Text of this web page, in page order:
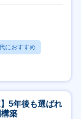
におすすめ
5年後も選ばれ
築